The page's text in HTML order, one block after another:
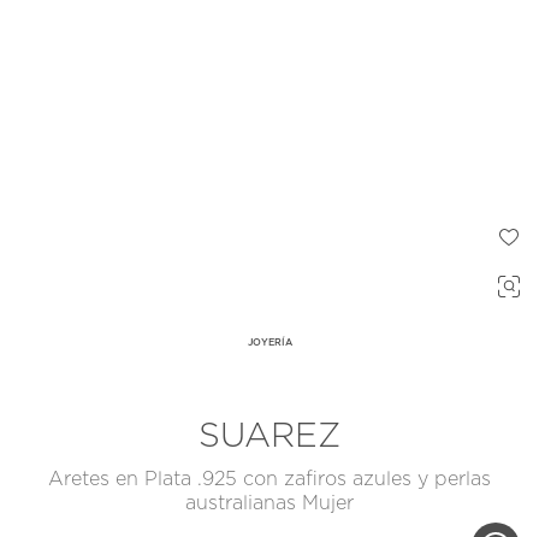
JOYERÍA
SUAREZ
Aretes en Plata .925 con zafiros azules y perlas
australianas Mujer